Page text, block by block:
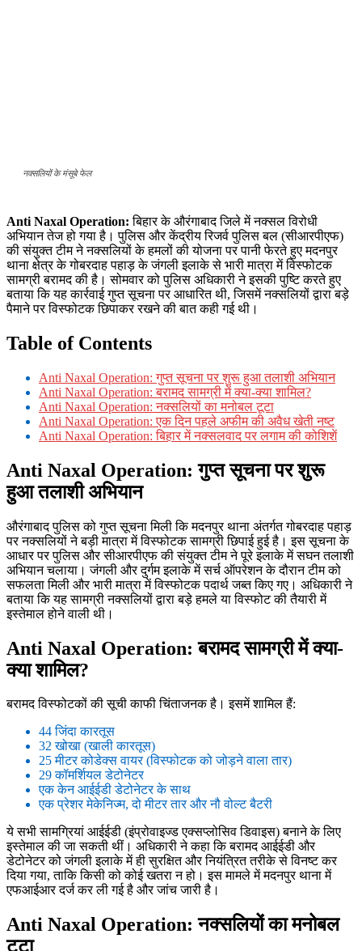
नक्सलियों के मंसूबे फेल
Anti Naxal Operation: बिहार के औरंगाबाद जिले में नक्सल विरोधी
अभियान तेज हो गया है। पुलिस और केंद्रीय रिजर्व पुलिस बल (सीआरपीएफ)
की संयुक्त टीम ने नक्सलियों के हमलों की योजना पर पानी फेरते हुए मदनपुर
थाना क्षेत्र के गोबरदाह पहाड़ के जंगली इलाके से भारी मात्रा में विस्फोटक
सामग्री बरामद की है। सोमवार को पुलिस अधिकारी ने इसकी पुष्टि करते हुए
बताया कि यह कार्रवाई गुप्त सूचना पर आधारित थी, जिसमें नक्सलियों द्वारा बड़े
पैमाने पर विस्फोटक छिपाकर रखने की बात कही गई थी।
Table of Contents
Anti Naxal Operation: गुप्त सूचना पर शुरू हुआ तलाशी अभियान
Anti Naxal Operation: बरामद सामग्री में क्या-क्या शामिल?
Anti Naxal Operation: नक्सलियों का मनोबल टूटा
Anti Naxal Operation: एक दिन पहले अफीम की अवैध खेती नष्ट
Anti Naxal Operation: बिहार में नक्सलवाद पर लगाम की कोशिशें
Anti Naxal Operation: गुप्त सूचना पर शुरू
हुआ तलाशी अभियान
औरंगाबाद पुलिस को गुप्त सूचना मिली कि मदनपुर थाना अंतर्गत गोबरदाह पहाड़
पर नक्सलियों ने बड़ी मात्रा में विस्फोटक सामग्री छिपाई हुई है। इस सूचना के
आधार पर पुलिस और सीआरपीएफ की संयुक्त टीम ने पूरे इलाके में सघन तलाशी
अभियान चलाया। जंगली और दुर्गम इलाके में सर्च ऑपरेशन के दौरान टीम को
सफलता मिली और भारी मात्रा में विस्फोटक पदार्थ जब्त किए गए। अधिकारी ने
बताया कि यह सामग्री नक्सलियों द्वारा बड़े हमले या विस्फोट की तैयारी में
इस्तेमाल होने वाली थी।
Anti Naxal Operation: बरामद सामग्री में क्या-
क्या शामिल?
बरामद विस्फोटकों की सूची काफी चिंताजनक है। इसमें शामिल हैं:
44 जिंदा कारतूस
32 खोखा (खाली कारतूस)
25 मीटर कोडेक्स वायर (विस्फोटक को जोड़ने वाला तार)
29 कॉमर्शियल डेटोनेटर
एक केन आईईडी डेटोनेटर के साथ
एक प्रेशर मेकेनिज्म, दो मीटर तार और नौ वोल्ट बैटरी
ये सभी सामग्रियां आईईडी (इंप्रोवाइज्ड एक्सप्लोसिव डिवाइस) बनाने के लिए
इस्तेमाल की जा सकती थीं। अधिकारी ने कहा कि बरामद आईईडी और
डेटोनेटर को जंगली इलाके में ही सुरक्षित और नियंत्रित तरीके से विनष्ट कर
दिया गया, ताकि किसी को कोई खतरा न हो। इस मामले में मदनपुर थाना में
एफआईआर दर्ज कर ली गई है और जांच जारी है।
Anti Naxal Operation: नक्सलियों का मनोबल
टूटा